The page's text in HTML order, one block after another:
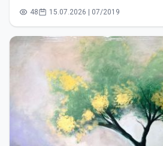
48 15.07.2026 | 07/2019